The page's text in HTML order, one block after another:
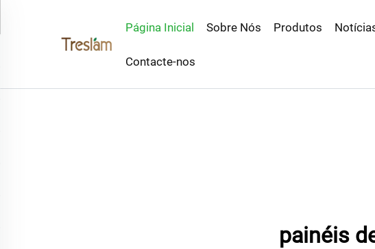
Página Inicial Sobre Nós Produtos
Contacte-nos
painéis